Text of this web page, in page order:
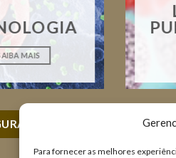
Para fornecer as melhores
MAIS